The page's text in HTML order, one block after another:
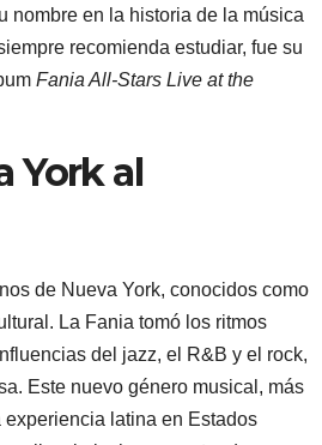
nombre en la historia de la música
recomienda estudiar, fue su
Fania All-Stars Live at the
York al
de Nueva York, conocidos como
La Fania tomó los ritmos
del jazz, el R&B y el rock,
Este nuevo género musical, más
latina en Estados